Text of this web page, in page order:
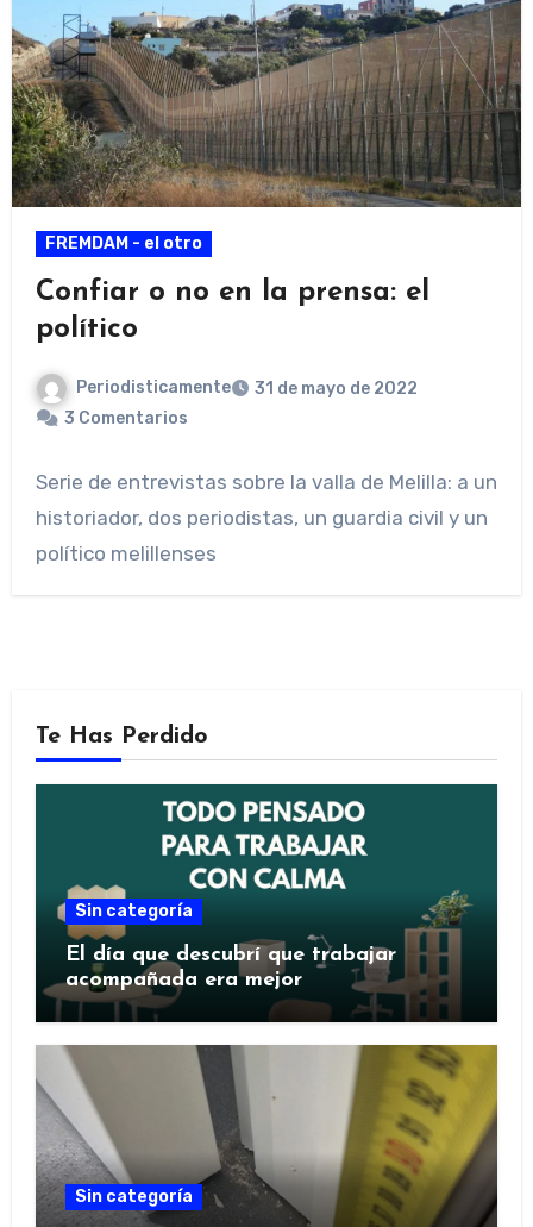
FREMDAM - el otro
Confiar o no en la prensa: el
político
Periodisticamente
31 de mayo de 2022
3 Comentarios
Serie de entrevistas sobre la valla de Melilla: a un
historiador, dos periodistas, un guardia civil y un
político melillenses
Te Has Perdido
Sin categoría
El día que descubrí que trabajar
acompañada era mejor
Sin categoría